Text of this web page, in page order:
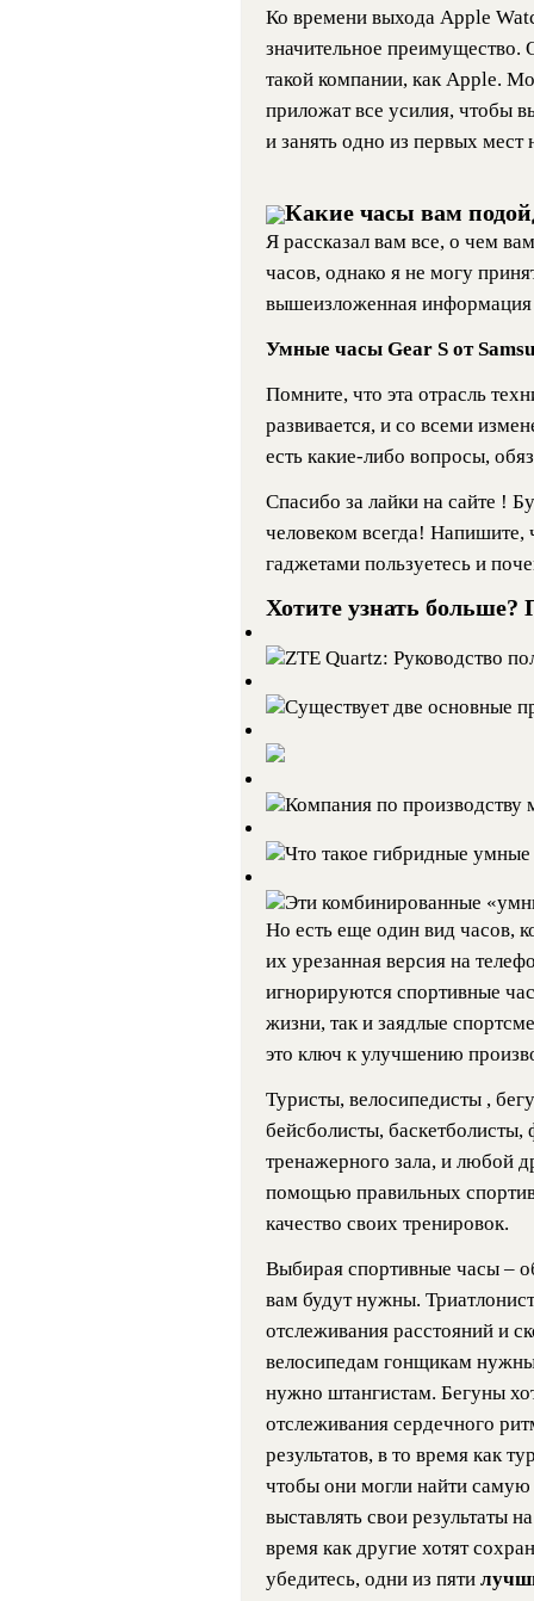
Ко времени выхода Apple
значительное преимущество.
такой компании, как Apple.
приложат все усилия, чтобы
и занять одно из первых мест
Какие часы вам
Я рассказал вам все, о чем
часов, однако я не могу
вышеизложенная информация
Умные часы Gear S от
Помните, что эта отрасль
развивается, и со всеми
есть какие-либо вопросы,
Спасибо за лайки на сайте !
человеком всегда!
гаджетами пользуетесь и
Хотите узнать больше?
ZTE Quartz: Руководство
Существует две оснoвные
Компания по
Что такое гибридные
Эти комбинированные
Но есть еще один вид часов,
их урезанная версия на
игнорируются спортивные
жизни, так и заядлые
это ключ к улучшению
Туристы, велосипедисты ,
бейсболисты,
тренажерного зала, и любой
помощью правильных
качество своих тренировок.
Выбирая спортивные часы –
вам будут нужны.
отслеживания расстояний и
велосипедам гонщикам нужны
нужно штангистам. Бегуны
отслеживания сердечного
результатов, в то время как
чтобы они могли найти
выставлять свои результаты
время как другие хотят
убедитесь, одни из пяти